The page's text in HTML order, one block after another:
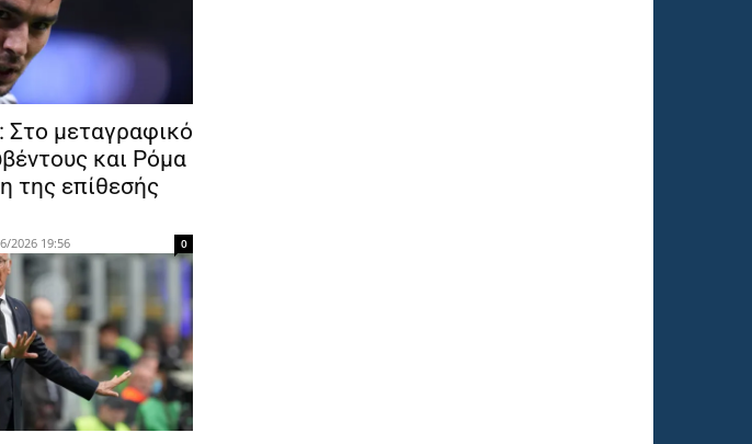
Στο μεταγραφικό
και Ρόμα
της επίθεσής
2026 19:56 0